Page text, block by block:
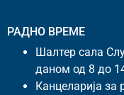
РАДНО ВРЕМЕ
Шалтер сала
даном од 8 до
Канцеларија